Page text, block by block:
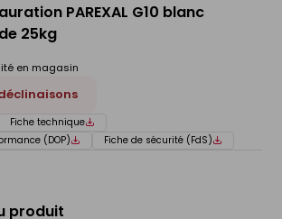
PAREXAL G10 blanc
25kg
en magasin
Fiche technique
(DOP)
Fiche de sécurité (FdS)
produit